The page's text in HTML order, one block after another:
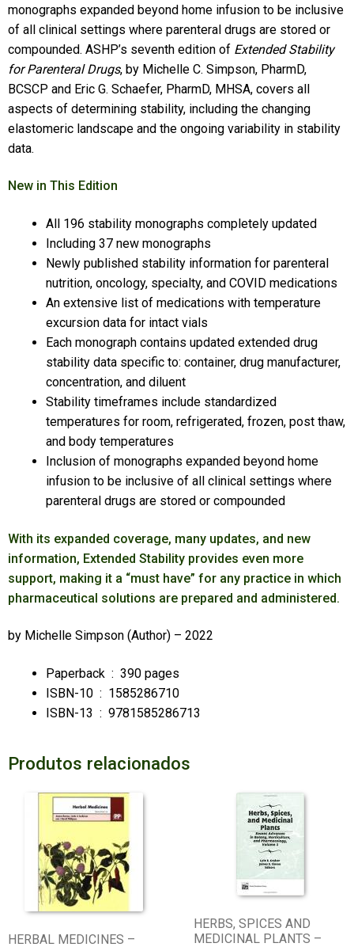
monographs expanded beyond home infusion to be inclusive
of all clinical settings where parenteral drugs are stored or
compounded. ASHP’s seventh edition of Extended Stability
for Parenteral Drugs, by Michelle C. Simpson, PharmD,
BCSCP and Eric G. Schaefer, PharmD, MHSA, covers all
aspects of determining stability, including the changing
elastomeric landscape and the ongoing variability in stability
data.
New in This Edition
All 196 stability monographs completely updated
Including 37 new monographs
Newly published stability information for parenteral
nutrition, oncology, specialty, and COVID medications
An extensive list of medications with temperature
excursion data for intact vials
Each monograph contains updated extended drug
stability data specific to: container, drug manufacturer,
concentration, and diluent
Stability timeframes include standardized
temperatures for room, refrigerated, frozen, post thaw,
and body temperatures
Inclusion of monographs expanded beyond home
infusion to be inclusive of all clinical settings where
parenteral drugs are stored or compounded
With its expanded coverage, many updates, and new
information, Extended Stability provides even more
support, making it a “must have” for any practice in which
pharmaceutical solutions are prepared and administered.
by Michelle Simpson (Author) – 2022
Paperback ‏ : ‎ 390 pages
ISBN-10 ‏ : ‎ 1585286710
ISBN-13 ‏ : ‎ 9781585286713
Produtos relacionados
HERBAL MEDICINES –
HERBS, SPICES AND
MEDICINAL PLANTS –